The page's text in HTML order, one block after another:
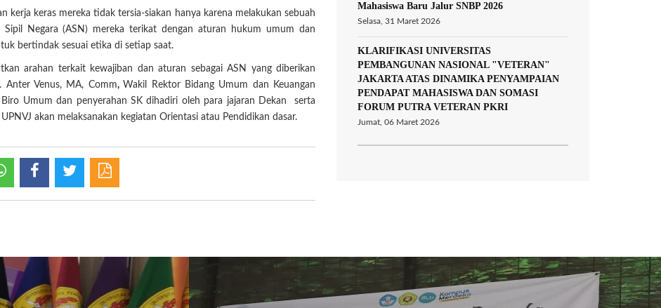
kerja keras mereka tidak tersia-siakan hanya karena melakukan sebuah
Sipil Negara (ASN) mereka terikat dengan aturan hukum umum dan
bertindak sesuai etika di setiap saat.
arahan terkait kewajiban dan aturan sebagai ASN yang diberikan
Anter Venus, MA, Comm, Wakil Rektor Bidang Umum dan Keuangan
Biro Umum dan penyerahan SK dihadiri oleh para jajaran Dekan serta
akan melaksanakan kegiatan Orientasi atau Pendidikan dasar.
Mahasiswa Baru Jalur SNBP 2026
Selasa, 31 Maret 2026
KLARIFIKASI UNIVERSITAS
PEMBANGUNAN NASIONAL "VETERAN"
JAKARTA ATAS DINAMIKA PENYAMPAIAN
PENDAPAT MAHASISWA DAN SOMASI
FORUM PUTRA VETERAN PKRI
Jumat, 06 Maret 2026